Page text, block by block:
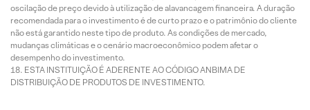
oscilação de preço devido à utilização de alavancagem financeira. A duração
recomendada para o investimento é de curto prazo e o patrimônio do cliente
não está garantido neste tipo de produto. As condições de mercado,
mudanças climáticas e o cenário macroeconômico podem afetar o
desempenho do investimento.
ESTA INSTITUIÇÃO É ADERENTE AO CÓDIGO ANBIMA DE
DISTRIBUIÇÃO DE PRODUTOS DE INVESTIMENTO.